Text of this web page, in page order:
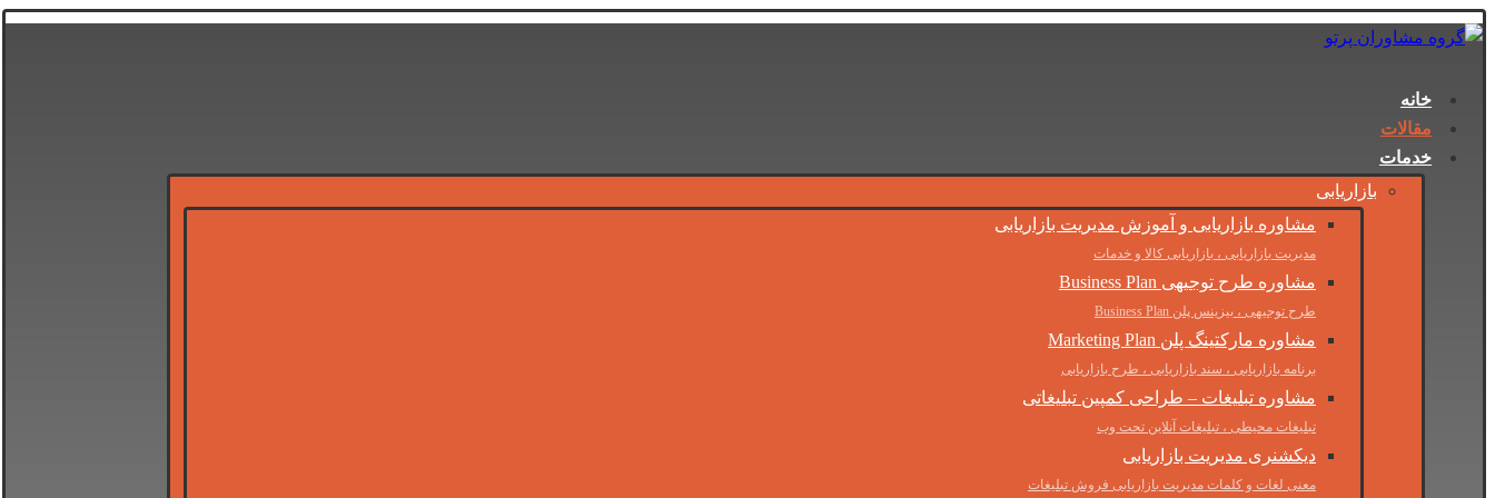
خانه
مقالات
خدمات
بازاریابی
مشاوره بازاریابی و آموزش مدیریت بازاریابی
مدیریت بازاریابی ، بازاریابی کالا و خدمات
مشاوره طرح توجیهی Business Plan
طرح توجیهی ، بیزینس پلن Business Plan
مشاوره مارکتینگ پلن Marketing Plan
برنامه بازاریابی ، سند بازاریابی ، طرح بازاریابی
مشاوره تبلیغات – طراحی کمپین تبلیغاتی
تبلیغات محیطی ، تبلیغات آنلاین تحت وب
دیکشنری مدیریت بازاریابی
معنی لغات و کلمات مدیریت بازاریابی فروش تبلیغات